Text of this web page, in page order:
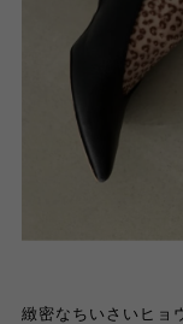
緻密なちいさいヒョ